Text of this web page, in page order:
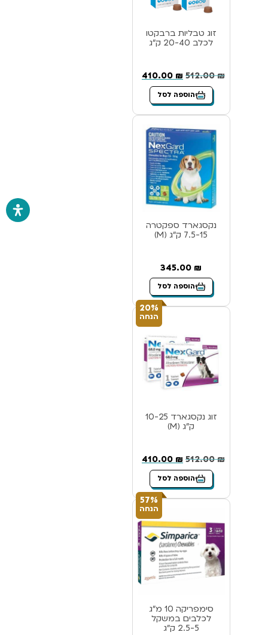
זוג טבליות ברבקטו
לכלב 20-40 ק”ג
512.00₪
410.00 ₪
הוספה לסל
נקסגארד ספקטרה
7.5-15 ק”ג (M)
345.00 ₪
הוספה לסל
20%
הנחה
זוג נקסגארד 10-25
ק”ג (M)
512.00₪
410.00 ₪
הוספה לסל
57%
הנחה
סימפריקה 10 מ”ג
לכלבים במשקל
2.5-5 ק”ג